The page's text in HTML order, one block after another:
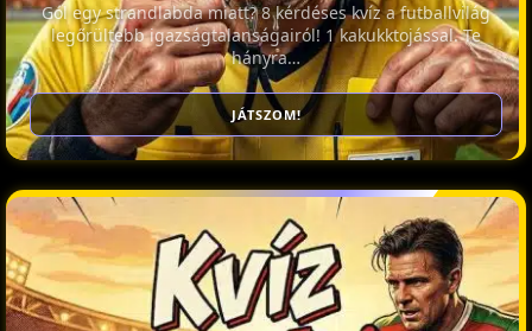
Gól egy strandlabda miatt? 8 kérdéses kvíz a futballvilág
legőrültebb igazságtalanságairól! 1 kakukktojással. Te
hányra…
JÁTSZOM!